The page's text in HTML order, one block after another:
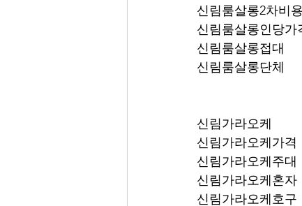
신림룸살롱2차비용
신림룸살롱인당가
신림룸살롱접대
신림룸살롱단체
신림가라오케
신림가라오케가격
신림가라오케주대
신림가라오케혼자
신림가라오케호구